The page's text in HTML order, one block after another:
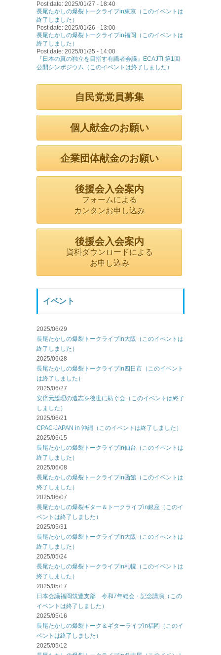
Post date: 2025/01/27 - 18:40
長尾たかしの爆裂トークライブin東京（このイベントは
終了しました）
Post date: 2025/01/26 - 13:00
長尾たかしの爆裂トークライブin福岡（このイベントは
終了しました）
Post date: 2025/01/25 - 14:00
『日本の真の独立を目指す有識者会議』ECAJTI 第1回
公開シンポジウム（このイベントは終了しました）
自民党党員募集
個人献金のお願い
企業団体献金のお願い
後援会入会案内
フォームによる
カンタンお申し込み
後援会入会案内
資料ダウンロードによる
お申し込み
イベント
2025/06/29
長尾たかしの爆裂トークライブin大阪（このイベントは
終了しました）
2025/06/28
長尾たかしの爆裂トークライブin四日市（このイベント
は終了しました）
2025/06/27
安倍元総理の遺志を後世に紡ぐ会（このイベントは終了
しました）
2025/06/21
CPAC-JAPAN in 沖縄（このイベントは終了しました）
2025/06/15
長尾たかしの爆裂トークライブin仙台（このイベントは
終了しました）
2025/06/08
長尾たかしの爆裂トークライブin函館（このイベントは
終了しました）
2025/06/07
長尾たかしの爆裂ギター＆トークライブin銀座（このイ
ベントは終了しました）
2025/05/31
長尾たかしの爆裂トークライブin大阪（このイベントは
終了しました）
2025/05/24
長尾たかしの爆裂トークライブin札幌（このイベントは
終了しました）
2025/05/17
日本会議福岡筑豊支部 令和7年総会・記念講演（この
イベントは終了しました）
2025/05/16
長尾たかしの爆裂トーク＆ギターライブin福岡（このイ
ベントは終了しました）
2025/05/12